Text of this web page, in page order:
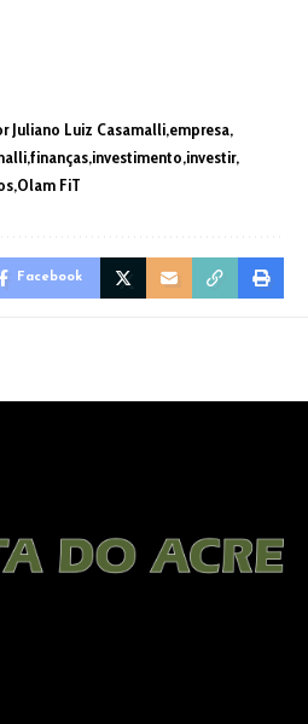
Juliano Luiz Casamalli empresa
finanças investimento investir
Olam FiT
Facebook